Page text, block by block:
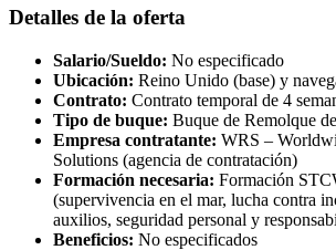
Detalles de la oferta
Salario/Sueldo: No especificado
Ubicación: Reino Unido (base) y
Contrato: Contrato temporal de 4
Tipo de buque: Buque de Remolque
Empresa contratante: WRS –
Solutions (agencia de contratación)
Formación necesaria: Formación
(supervivencia en el mar, lucha contra
auxilios, seguridad personal y
Beneficios: No especificados